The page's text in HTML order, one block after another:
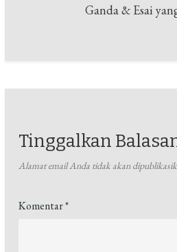
Ganda & Esai
Tinggalkan
Alamat email Anda tidak akan
Komentar*